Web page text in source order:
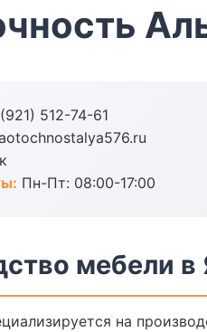
512-74-61
Пн-Пт: 08:00-17:00
мебели в
на